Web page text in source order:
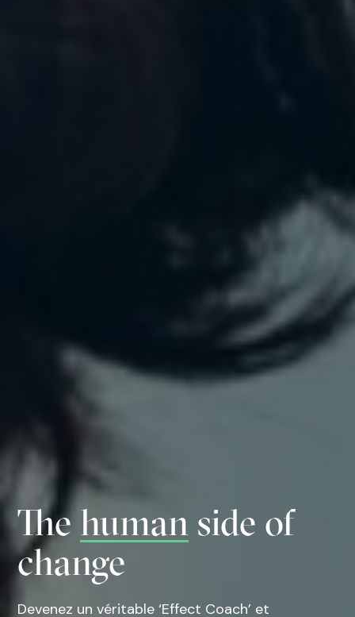
Thehuman side of
change
Devenez un véritable ‘Effect Coach’ et